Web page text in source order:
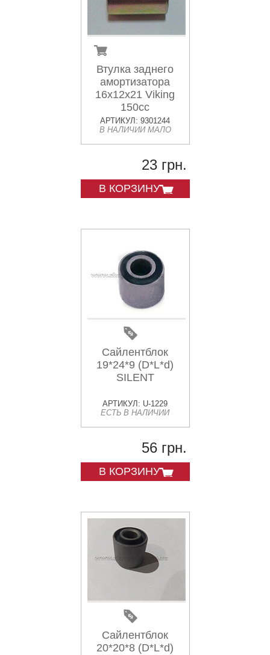
Втулка заднего
амортизатора
16x12x21 Viking
150cc
АРТИКУЛ: 9301244
В НАЛИЧИИ МАЛО
23 грн.
В КОРЗИНУ
Сайлентблок
19*24*9 (D*L*d)
SILENT
АРТИКУЛ: U-1229
ЕСТЬ В НАЛИЧИИ
56 грн.
В КОРЗИНУ
Сайлентблок
20*20*8 (D*L*d)